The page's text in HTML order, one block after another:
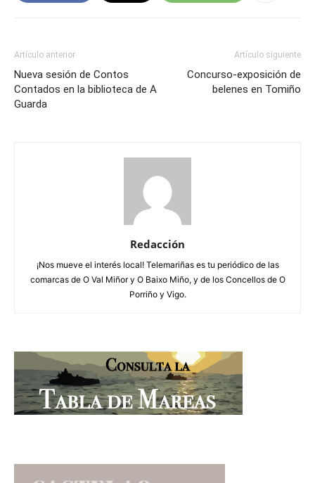
Artículo anterior
Nueva sesión de Contos
Contados en la biblioteca de A
Guarda
Artículo siguiente
Concurso-exposición de
belenes en Tomiño
Redacción
¡Nos mueve el interés local! Telemariñas es tu periódico de las
comarcas de O Val Miñor y O Baixo Miño, y de los Concellos de O
Porriño y Vigo.